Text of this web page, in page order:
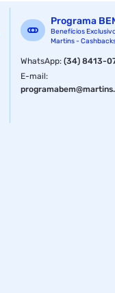
Programa
Benefícios
Martins -
WhatsApp:(34) 8413-
E-mail: